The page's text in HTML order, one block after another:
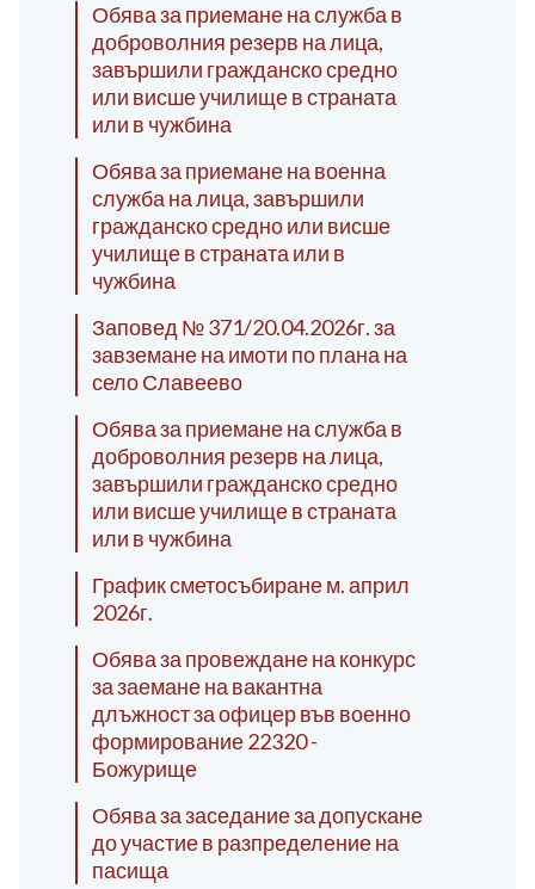
Обява за приемане на служба в
доброволния резерв на лица,
завършили гражданско средно
или висше училище в страната
или в чужбина
Обява за приемане на военна
служба на лица, завършили
гражданско средно или висше
училище в страната или в
чужбина
Заповед № 371/20.04.2026г. за
завземане на имоти по плана на
село Славеево
Обява за приемане на служба в
доброволния резерв на лица,
завършили гражданско средно
или висше училище в страната
или в чужбина
График сметосъбиране м. април
2026г.
Обява за провеждане на конкурс
за заемане на вакантна
длъжност за офицер във военно
формирование 22320 -
Божурище
Обява за заседание за допускане
до участие в разпределение на
пасища